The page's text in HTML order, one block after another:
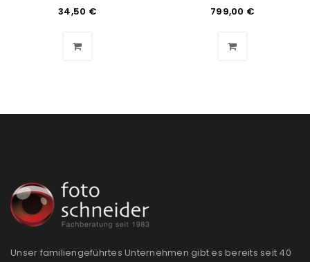
REGISTRIEREN
NEWSLETTER ABONNIEREN
Please select all the ways you would like to hear from
34,50 € 799,00 €
Unser familiengeführtes Unternehmen gibt es bereits seit 40